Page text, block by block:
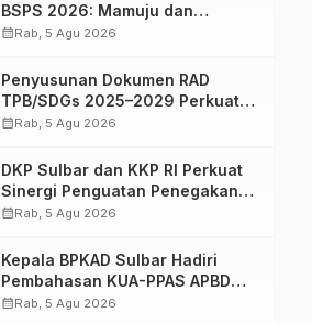
BSPS 2026: Mamuju dan
Pasangkayu Masih Nol Realisasi
calendar_monthRab, 5 Agu 2026
Penyusunan Dokumen RAD
TPB/SDGs 2025–2029 Perkuat
Arah Pembangunan
calendar_monthRab, 5 Agu 2026
DKP Sulbar dan KKP RI Perkuat
Sinergi Penguatan Penegakan
Hukum Pemanfaatan Ruang Laut:
Investasi Berkelanjutan dan
Perlindungan Ekosistem Laut
calendar_monthRab, 5 Agu 2026
Kepala BPKAD Sulbar Hadiri
Pembahasan KUA-PPAS APBD
Tahun Anggaran 2027 Bersama
calendar_monthRab, 5 Agu 2026